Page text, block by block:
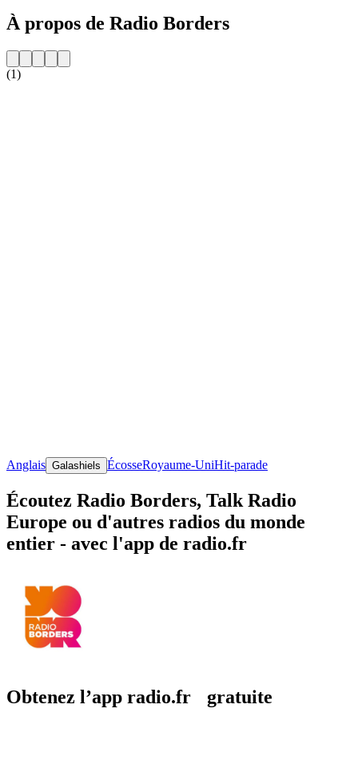
À propos de Radio Borders
(1)
Anglais Galashiels ÉcosseRoyaume-UniHit-parade
Écoutez Radio Borders, Talk Radio
Europe ou d'autres radios du monde
entier - avec l'app de radio.fr
Obtenez l’app radio.fr gratuite